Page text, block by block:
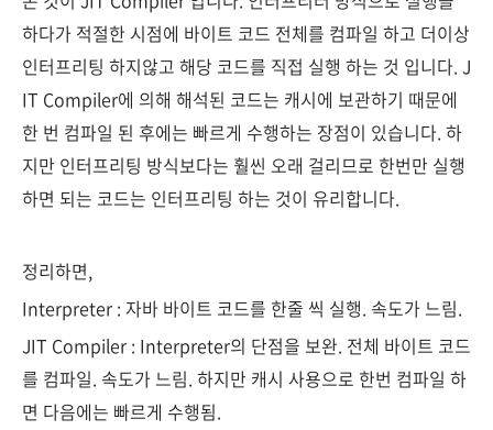
하다가 적절한 시점에 바이트 코드 전체를 컴파일 하고 더이상
인터프리팅 하지않고 해당 코드를 직접 실행 하는 것 입니다. J
IT Compiler에 의해 해석된 코드는 캐시에 보관하기 때문에
한 번 컴파일 된 후에는 빠르게 수행하는 장점이 있습니다. 하
지만 인터프리팅 방식보다는 훨씬 오래 걸리므로 한번만 실행
하면 되는 코드는 인터프리팅 하는 것이 유리합니다.
정리하면,
Interpreter : 자바 바이트 코드를 한줄 씩 실행. 속도가 느림.
JIT Compiler : Interpreter의 단점을 보완. 전체 바이트 코드
를 컴파일. 속도가 느림. 하지만 캐시 사용으로 한번 컴파일 하
면 다음에는 빠르게 수행됨.